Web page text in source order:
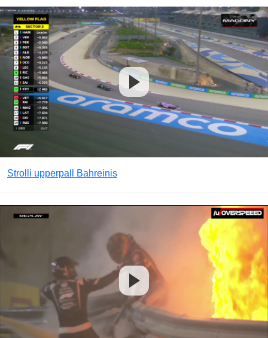
Strolli upperpall Bahreinis